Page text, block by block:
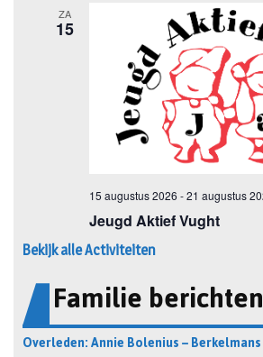
Bekijk alle Activiteiten
Familie berichten
Overleden: Annie Bolenius – Berkelmans